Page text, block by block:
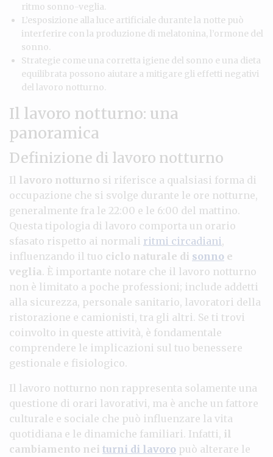
ritmo sonno-veglia.
L’esposizione alla luce artificiale durante la notte può
interferire con la produzione di melatonina, l’ormone del
sonno.
Strategie come una corretta igiene del sonno e una dieta
equilibrata possono aiutare a mitigare gli effetti negativi
del lavoro notturno.
Il lavoro notturno: una
panoramica
Definizione di lavoro notturno
Il lavoro notturno si riferisce a qualsiasi forma di
occupazione che si svolge durante le ore notturne,
generalmente fra le 22:00 e le 6:00 del mattino.
Questa tipologia di lavoro comporta un orario
sfasato rispetto ai normali ritmi circadiani,
influenzando il tuo ciclo naturale di sonno e
veglia. È importante notare che il lavoro notturno
non è limitato a poche professioni; include addetti
alla sicurezza, personale sanitario, lavoratori della
ristorazione e camionisti, tra gli altri. Se ti trovi
coinvolto in queste attività, è fondamentale
comprendere le implicazioni sul tuo benessere
gestionale e fisiologico.
Il lavoro notturno non rappresenta solamente una
questione di orari lavorativi, ma è anche un fattore
culturale e sociale che può influenzare la vita
quotidiana e le dinamiche familiari. Infatti, il
cambiamento nei turni di lavoro può alterare le